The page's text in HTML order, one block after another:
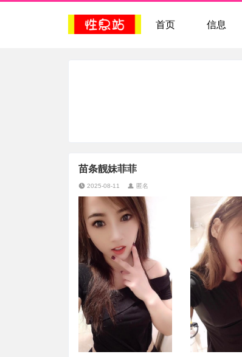
首页 信息
苗条靓妹菲菲
2025-08-11 匿名